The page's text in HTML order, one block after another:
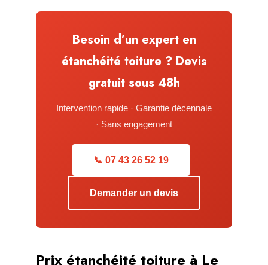
Besoin d’un expert en
étanchéité toiture ? Devis
gratuit sous 48h
Intervention rapide · Garantie décennale
· Sans engagement
📞 07 43 26 52 19
Demander un devis
Prix étanchéité toiture à Le